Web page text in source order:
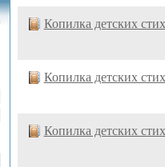
Копилка детских
Копилка детских
Копилка детских